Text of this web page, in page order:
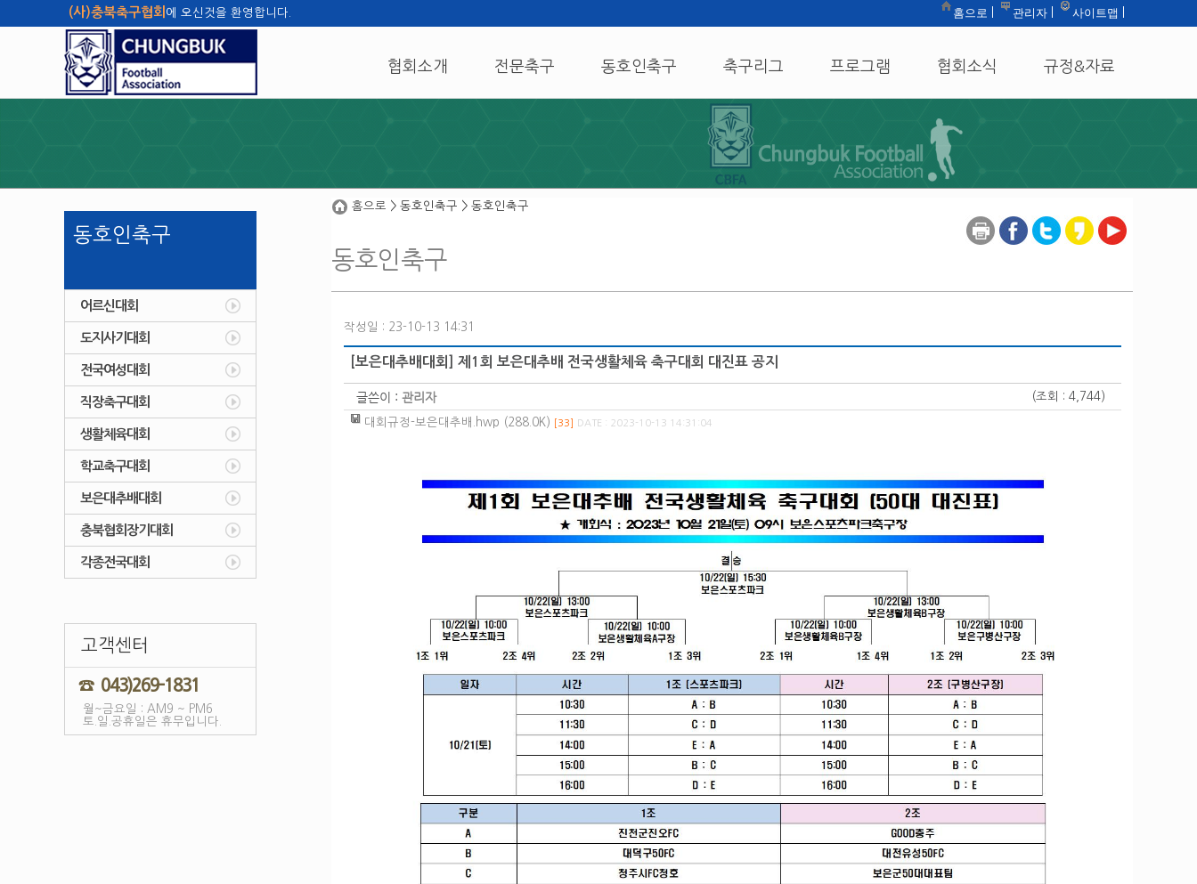
(사)충북축구협회 에 오신것을 환영합니다. 홈으로 관리자 사이트맵
협회소개 전문축구 동호인축구 축구리그 프로그램 협회소식 규정&자료
동호인축구
어르신대회
도지사기대회
전국여성대회
직장축구대회
생활체육대회
학교축구대회
보은대추배대회
충북협회장기대회
각종전국대회
고객센터
☎ 043)269-1831
월~금요일 : AM9 ~ PM6
토.일.공휴일은 휴무입니다.
홈으로 > 동호인축구 > 동호인축구
동호인축구
작성일 : 23-10-13 14:31
[보은대추배대회] 제1회 보은대추배 전국생활체육 축구대회 대진표 공지
글쓴이 : 관리자 (조회 : 4,744)
대회규정-보은대추배.hwp (288.0K) [33] DATE : 2023-10-13 14:31:04